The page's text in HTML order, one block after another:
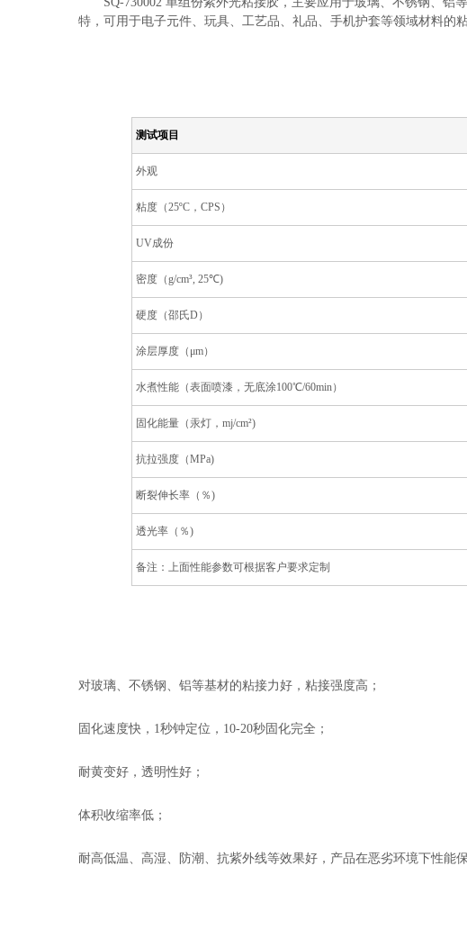
特，可用于电子元件、玩具、工艺品、礼品、手机护套等领域材料的粘
测试项目
外观
粘度（25ºC，CPS）
UV成份
密度（g/cm³, 25℃)
硬度（邵氏D）
涂层厚度（μm）
水煮性能（表面喷漆，无底涂100℃/60min）
固化能量（汞灯，mj/cm²)
抗拉强度（MPa)
断裂伸长率（％)
透光率（％)
备注：上面性能参数可根据客户要求定制
对玻璃、不锈钢、铝等基材的粘接力好，粘接强度高；
固化速度快，1秒钟定位，10-20秒固化完全；
耐黄变好，透明性好；
体积收缩率低；
耐高低温、高湿、防潮、抗紫外线等效果好，产品在恶劣环境下性能保